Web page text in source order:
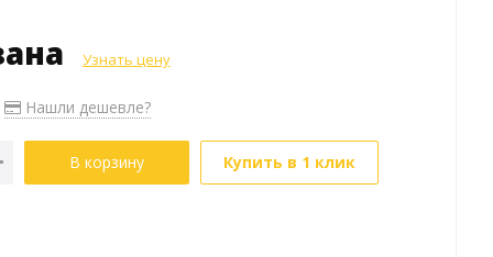
Узнать цену
Нашли дешевле?
В корзину Купить в 1 клик